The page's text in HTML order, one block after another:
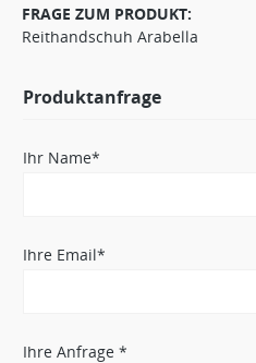
FRAGE ZUM PRODUKT:
Reithandschuh Arabella
Produktanfrage
Ihr Name*
Ihre Email*
Ihre Anfrage *